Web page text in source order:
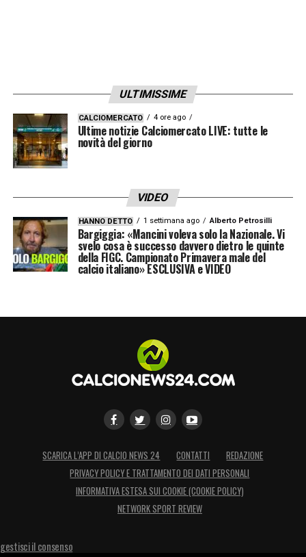
LA PLAYLIST DELLE NOSTRE TOP NEWS
ULTIMISSIME
CALCIOMERCATO 4 ore ago
Ultime notizie Calciomercato LIVE: tutte le
novità del giorno
VIDEO
HANNO DETTO 1 settimana ago Alberto Petrosilli
Bargiggia: «Mancini voleva solo la Nazionale. Vi
svelo cosa è successo davvero dietro le quinte
della FIGC. Campionato Primavera male del
calcio italiano» ESCLUSIVA e VIDEO
SCARICA L’APP DI CALCIO NEWS 24 CONTATTI
REDAZIONE
PRIVACY POLICY E TRATTAMENTO DEI DATI PERSONALI
INFORMATIVA ESTESA SUI COOKIE (COOKIE POLICY)
NETWORK SPORT REVIEW
gestisci il consenso